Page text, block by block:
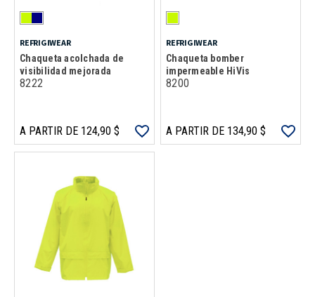
REFRIGIWEAR
Chaqueta acolchada de
visibilidad mejorada
8222
A PARTIR DE 124,90 $
REFRIGIWEAR
Chaqueta bomber
impermeable HiVis
8200
A PARTIR DE 134,90 $